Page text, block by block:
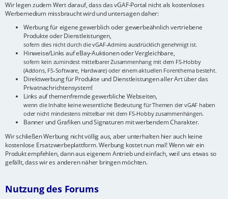
Wir legen zudem Wert darauf, dass das vGAF-Portal nicht als kostenloses
Werbemedium missbraucht wird und untersagen daher:
Werbung für eigene gewerblich oder gewerbeähnlich vertriebene
Produkte oder Dienstleistungen,
sofern dies nicht durch die vGAF-Admins ausdrücklich genehmigt ist.
Hinweise/Links auf eBay-Auktionen oder Vergleichbare,
sofern kein zumindest mittelbarer Zusammenhang mit dem FS-Hobby
(Addons, FS-Software, Hardware) oder einem aktuellen Forenthema besteht.
Direktwerbung für Produkte und Dienstleistungen aller Art über das
Privatnachrichtensystem!
Links auf themenfremde gewerbliche Webseiten,
wenn die Inhalte keine wesentliche Bedeutung für Themen der vGAF haben
oder nicht mindestens mittelbar mit dem FS-Hobby zusammenhängen.
Banner und Grafiken und Signaturen mit werbendem Charakter.
Wir schließen Werbung nicht völlig aus, aber unterhalten hier auch keine
kostenlose Ersatzwerbeplattform. Werbung kostet nun mal! Wenn wir ein
Produkt empfehlen, dann aus eigenem Antrieb und einfach, weil uns etwas so
gefällt, dass wir es anderen näher bringen möchten.
Nutzung des Forums